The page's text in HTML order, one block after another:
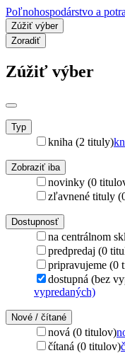
Poľnohospodárstvo a
Zúžiť výber
Zoradiť
Zúžiť výber
Typ
kniha (2 tituly)
Zobraziť iba
novinky (0
zľavnené tituly
Dostupnosť
na centrálnom
predpredaj (0
pripravujeme (0
dostupná (bez
vypredaných)
Nové / čítané
nová (0 titulov)
čítaná (0 titulov)